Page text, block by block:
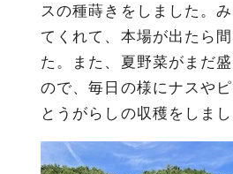
スの種蒔きをしました。
てくれて、本場が出たら
た。また、夏野菜がまだ
ので、毎日の様にナスや
とうがらしの収穫をしまし